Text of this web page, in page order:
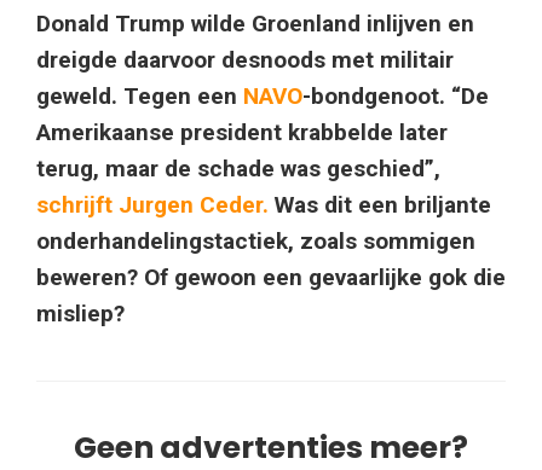
Donald Trump wilde Groenland inlijven en
dreigde daarvoor desnoods met militair
geweld. Tegen een NAVO-bondgenoot. “De
Amerikaanse president krabbelde later
terug, maar de schade was geschied”,
schrijft Jurgen Ceder. Was dit een briljante
onderhandelingstactiek, zoals sommigen
beweren? Of gewoon een gevaarlijke gok die
misliep?
Geen advertenties meer?